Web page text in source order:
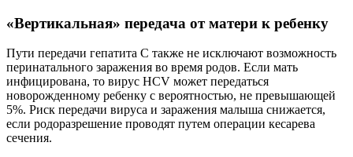
«Вертикальная» передача от матери к ребенку
Пути передачи гепатита С также не исключают возможность
перинатального заражения во время родов. Если мать
инфицирована, то вирус HCV может передаться
новорожденному ребенку с вероятностью, не превышающей
5%. Риск передачи вируса и заражения малыша снижается,
если родоразрешение проводят путем операции кесарева
сечения.